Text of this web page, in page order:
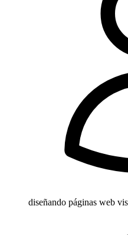
diseñando páginas web